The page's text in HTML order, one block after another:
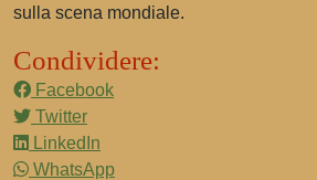
sulla scena mondiale.
Condividere:
Facebook
Twitter
LinkedIn
WhatsApp